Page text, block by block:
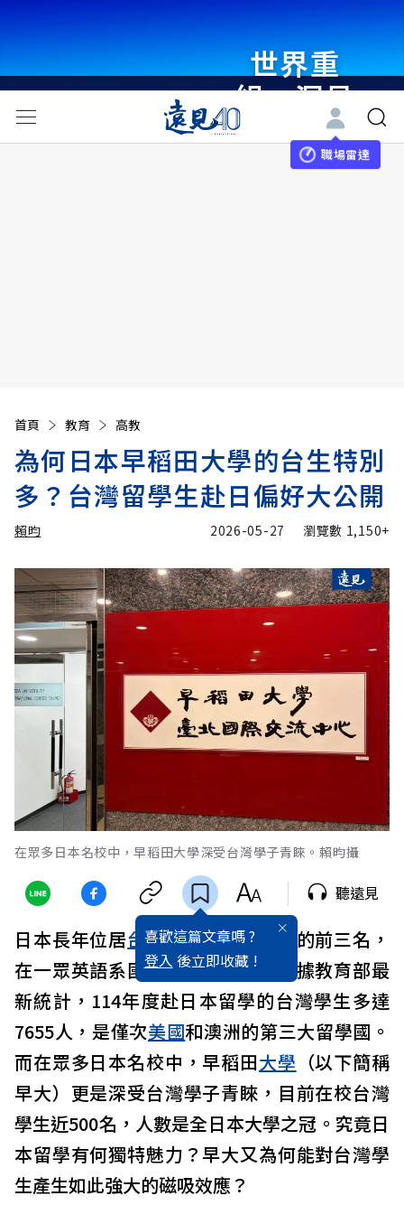
世界重
組・洞見
未來 與
世界領袖
職場雷達
首頁 教育 高教
為何日本早稻田大學的台生特別
多？台灣留學生赴日偏好大公開
賴昀 2026-05-27 瀏覽數 1,150+
在眾多日本名校中，早稻田大學深受台灣學子青睞。賴昀攝
喜歡這篇文章嗎 ?
登入 後立即收藏 !
聽遠見
日本長年位居台灣學生留學目的地的前三名，
在一眾英語系國家中獨樹一幟。根據教育部最
新統計，114年度赴日本留學的台灣學生多達
7655人，是僅次美國和澳洲的第三大留學國。
而在眾多日本名校中，早稻田大學 （以下簡稱
早大）更是深受台灣學子青睞，目前在校台灣
學生近500名，人數是全日本大學之冠。究竟日
本留學有何獨特魅力？早大又為何能對台灣學
生產生如此強大的磁吸效應？